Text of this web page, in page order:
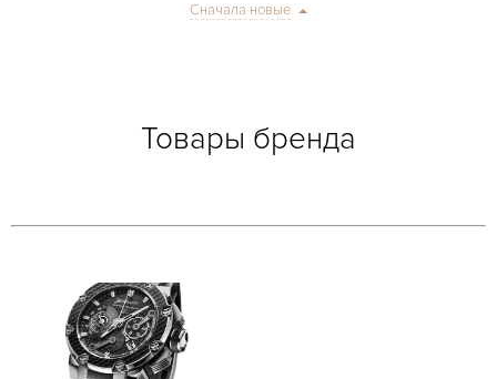
Сначала новые
Товары бренда